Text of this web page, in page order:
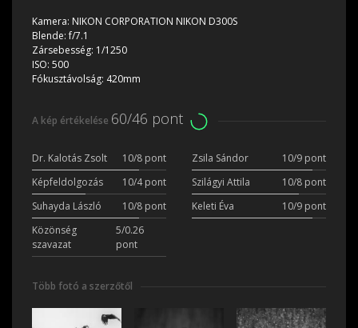
Kamera: NIKON CORPORATION NIKON D300S
Blende:f/7.1
Zársebesség: 1/1250
ISO: 500
Fókusztávolság: 420mm
A kép értékelése 60/46 pont
Dr. Kalotás Zsolt 10/8 pont Zsila Sándor
10/9 pont
Képfeldolgozás
10/4 pont Szilágyi Attila
10/8 pont
Suhayda László
10/8 pont Keleti Éva
10/9 pont
Közönség
szavazat
5/0.26
pont
Több fotó a szerzőtől